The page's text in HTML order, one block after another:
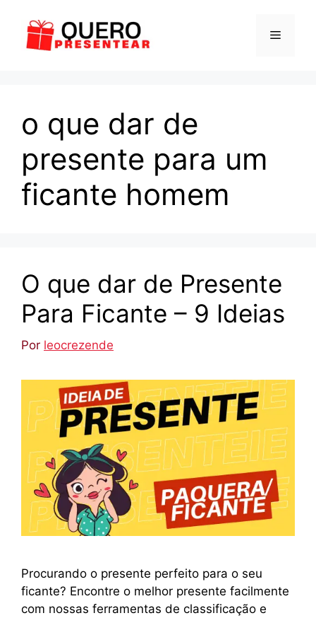
Menu
o que dar de
presente para um
ficante homem
O que dar de Presente
Para Ficante – 9 Ideias
Por leocrezende
Procurando o presente perfeito para o seu
ficante? Encontre o melhor presente facilmente
com nossas ferramentas de classificação e